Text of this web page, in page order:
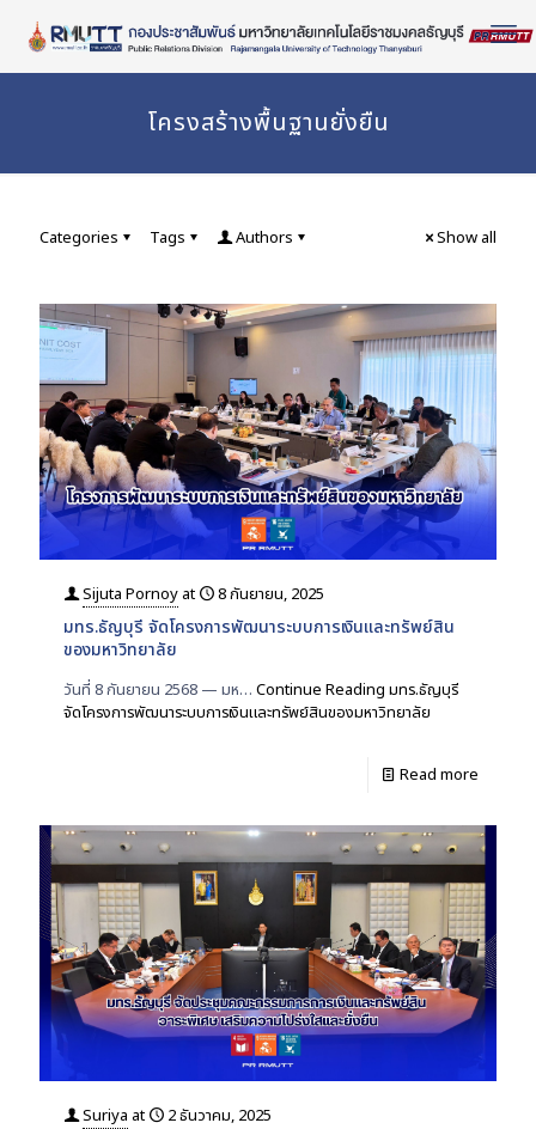
Content
โครงสร้างพื้นฐานยั่งยืน
Categories Tags Authors Show all
Sijuta Pornoy at 8 กันยายน, 2025
มทร.ธัญบุรี จัดโครงการพัฒนาระบบการเงินและทรัพย์สิน
ของมหาวิทยาลัย
วันที่ 8 กันยายน 2568 — มห… Continue Reading มทร.ธัญบุรี
จัดโครงการพัฒนาระบบการเงินและทรัพย์สินของมหาวิทยาลัย
Read more
Suriya at 2 ธันวาคม, 2025